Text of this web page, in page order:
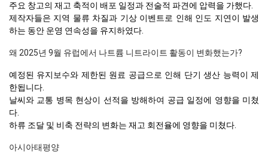
주요 창고의 재고 축적이 배포 일정과 전술적 파견에 압력을 가했다.
제작자들은 지역 물류 차질과 기상 이벤트로 인해 인도 지연이 발생
하는 동안 운영 연속성을 유지하였다.
왜 2025년 9월 유럽에서 나트륨 니트라이트 활동이 변화했는가?
예정된 유지보수와 제한된 원료 공급으로 인해 단기 생산 능력이 제
한됩니다.
날씨와 교통 병목 현상이 선적을 방해하여 공급 일정에 영향을 미쳤
다.
하류 조달 및 비축 전략의 변화는 재고 회전율에 영향을 미쳤다.
아시아태평양